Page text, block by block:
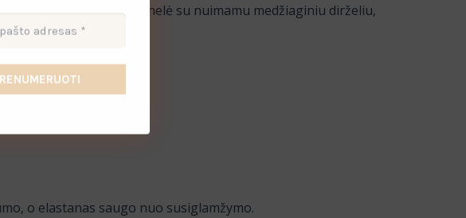
vaizdą. Suknelė su nuimamu medžiaginiu dirželiu,
kišenės.
o elastanas saugo nuo susiglamžymo.